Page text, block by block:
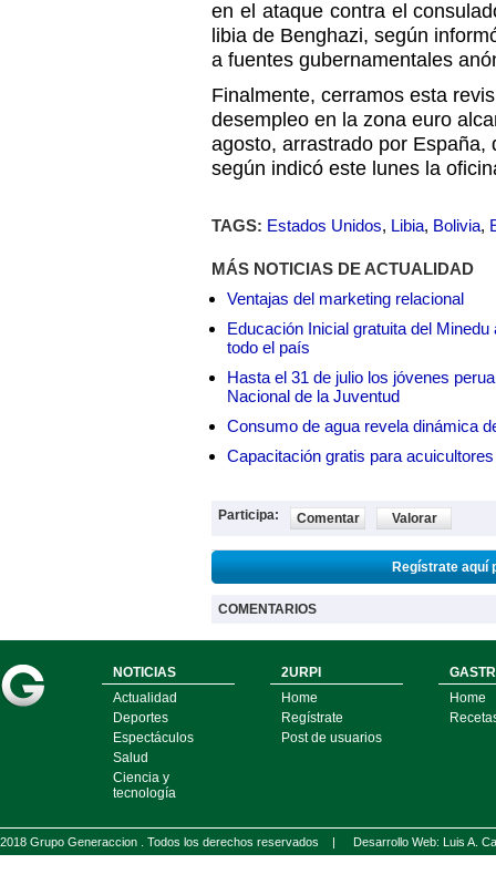
en el ataque contra el
libia de Benghazi, según
a fuentes gubernamentales
Finalmente, cerramos esta
desempleo en la zona euro
agosto, arrastrado por España,
según indicó este lunes la
TAGS: Estados Unidos, Libia, Bolivia,
MÁS NOTICIAS DE ACTUALIDAD
Ventajas del marketing relacional
Educación Inicial gratuita del
todo el país
Hasta el 31 de julio los jóvenes
Nacional de la Juventud
Consumo de agua revela dinámica
Capacitación gratis para
Participa: Comentar Valorar
Regístrate aquí
COMENTARIOS
NOTICIAS
Actualidad
Deportes
Espectáculos
Salud
Ciencia y
tecnología
2URPI
Home
Regístrate
Post de usuarios
Home
2018 Grupo Generaccion . Todos los derechos reservados | Desarrollo Web: Luis